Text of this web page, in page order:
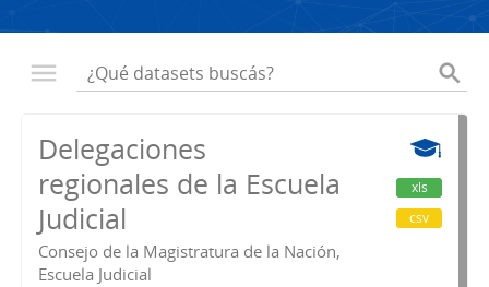
Delegaciones
regionales de la Escuela
Judicial
Consejo de la Magistratura de la Nación,
Escuela Judicial
xls
csv